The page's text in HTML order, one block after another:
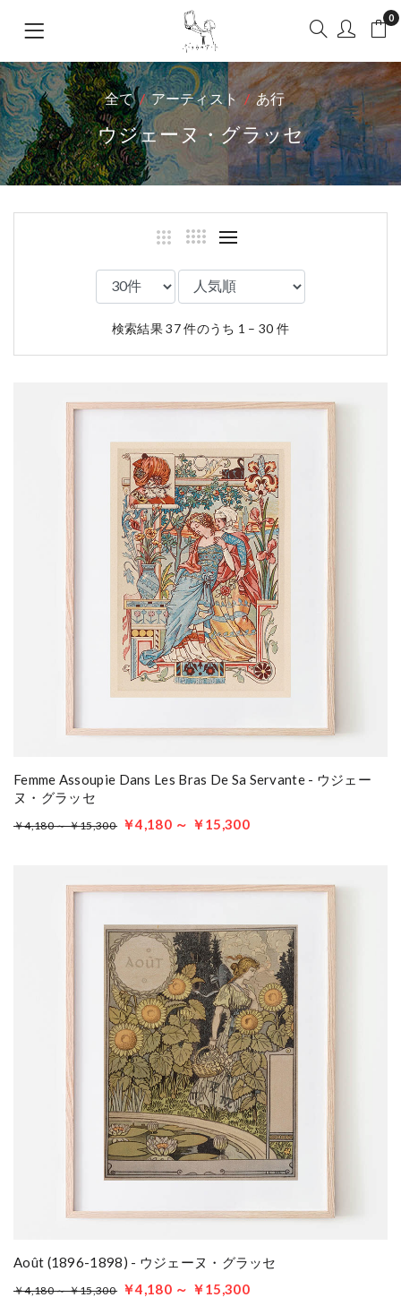
0
全て アーティスト あ行
ウジェーヌ・グラッセ
検索結果 37 件のうち 1 – 30 件
Femme Assoupie Dans Les Bras De Sa Servante - ウジェー
ヌ・グラッセ
￥4,180 ～ ￥15,300 ￥4,180 ～ ￥15,300
Août (1896-1898) - ウジェーヌ・グラッセ
￥4,180 ～ ￥15,300 ￥4,180 ～ ￥15,300